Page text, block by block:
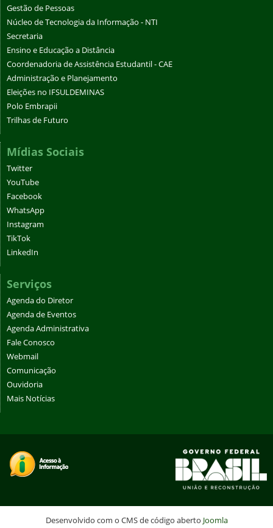
Gestão de Pessoas
Núcleo de Tecnologia da Informação - NTI
Secretaria
Ensino e Educação a Distância
Coordenadoria de Assistência Estudantil - CAE
Administração e Planejamento
Eleições no IFSULDEMINAS
Polo Embrapii
Trilhas de Futuro
Mídias Sociais
Twitter
YouTube
Facebook
WhatsApp
Instagram
TikTok
LinkedIn
Serviços
Agenda do Diretor
Agenda de Eventos
Agenda Administrativa
Fale Conosco
Webmail
Comunicação
Ouvidoria
Mais Notícias
Desenvolvido com o CMS de código aberto Joomla